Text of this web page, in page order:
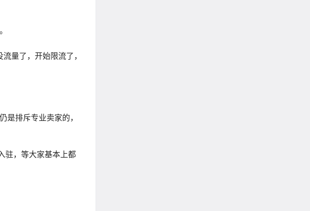
量了，开始限流了，
是排斥专业卖家的，
驻，等大家基本上都